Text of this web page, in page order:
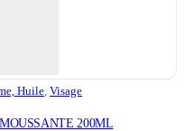
Huile Visage
200ML